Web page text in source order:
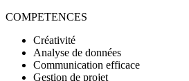
COMPETENCES
Créativité
Analyse de données
Communication efficace
Gestion de projet